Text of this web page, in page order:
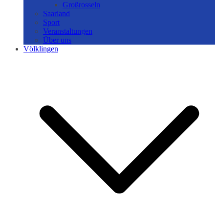
Großrosseln
Saarland
Sport
Veranstaltungen
Über uns
Völklingen